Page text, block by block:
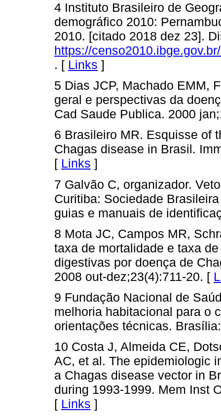
4 Instituto Brasileiro de
demográfico 2010:
2010. [citado 2018 dez 23].
https://
. [ Links ]
5 Dias JCP, Machado EMM,
geral e perspectivas da
Cad Saude Publica. 2000
6 Brasileiro MR. Esquisse of
Chagas disease in Brasil.
[ Links ]
7 Galvão C, organizador.
Curitiba: Sociedade
guias e manuais de
8 Mota JC, Campos MR,
taxa de mortalidade e taxa
digestivas por doença de
2008 out-dez;23(4):711-20. [
9 Fundação Nacional de
melhoria habitacional para o
orientações técnicas.
10 Costa J, Almeida CE,
AC, et al. The epidemiologic
a Chagas disease vector in
during 1993-1999. Mem Inst
[ Links ]